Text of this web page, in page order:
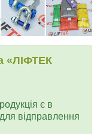
«ЛІФТЕК
є в
відправлення